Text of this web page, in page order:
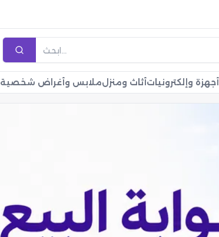
أجهزة وإلكترونياتأثاث ومنزلملابس وأغراض شخصية